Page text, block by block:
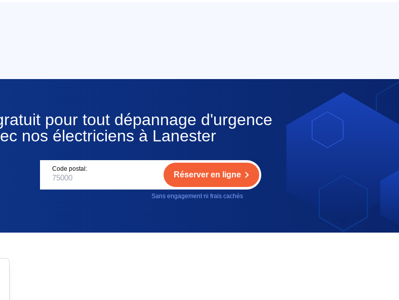
pour tout dépannage d'urgence
nos électriciens à Lanester
Code postal:
Réserver en ligne
Sans engagement ni frais cachés